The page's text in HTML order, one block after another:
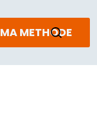
MA METHODE